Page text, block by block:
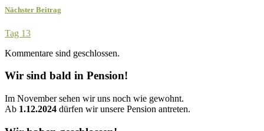
Nächster Beitrag
Tag 13
Kommentare sind geschlossen.
Wir sind bald in Pension!
Im November sehen wir uns noch wie gewohnt.
Ab 1.12.2024 dürfen wir unsere Pension antreten.